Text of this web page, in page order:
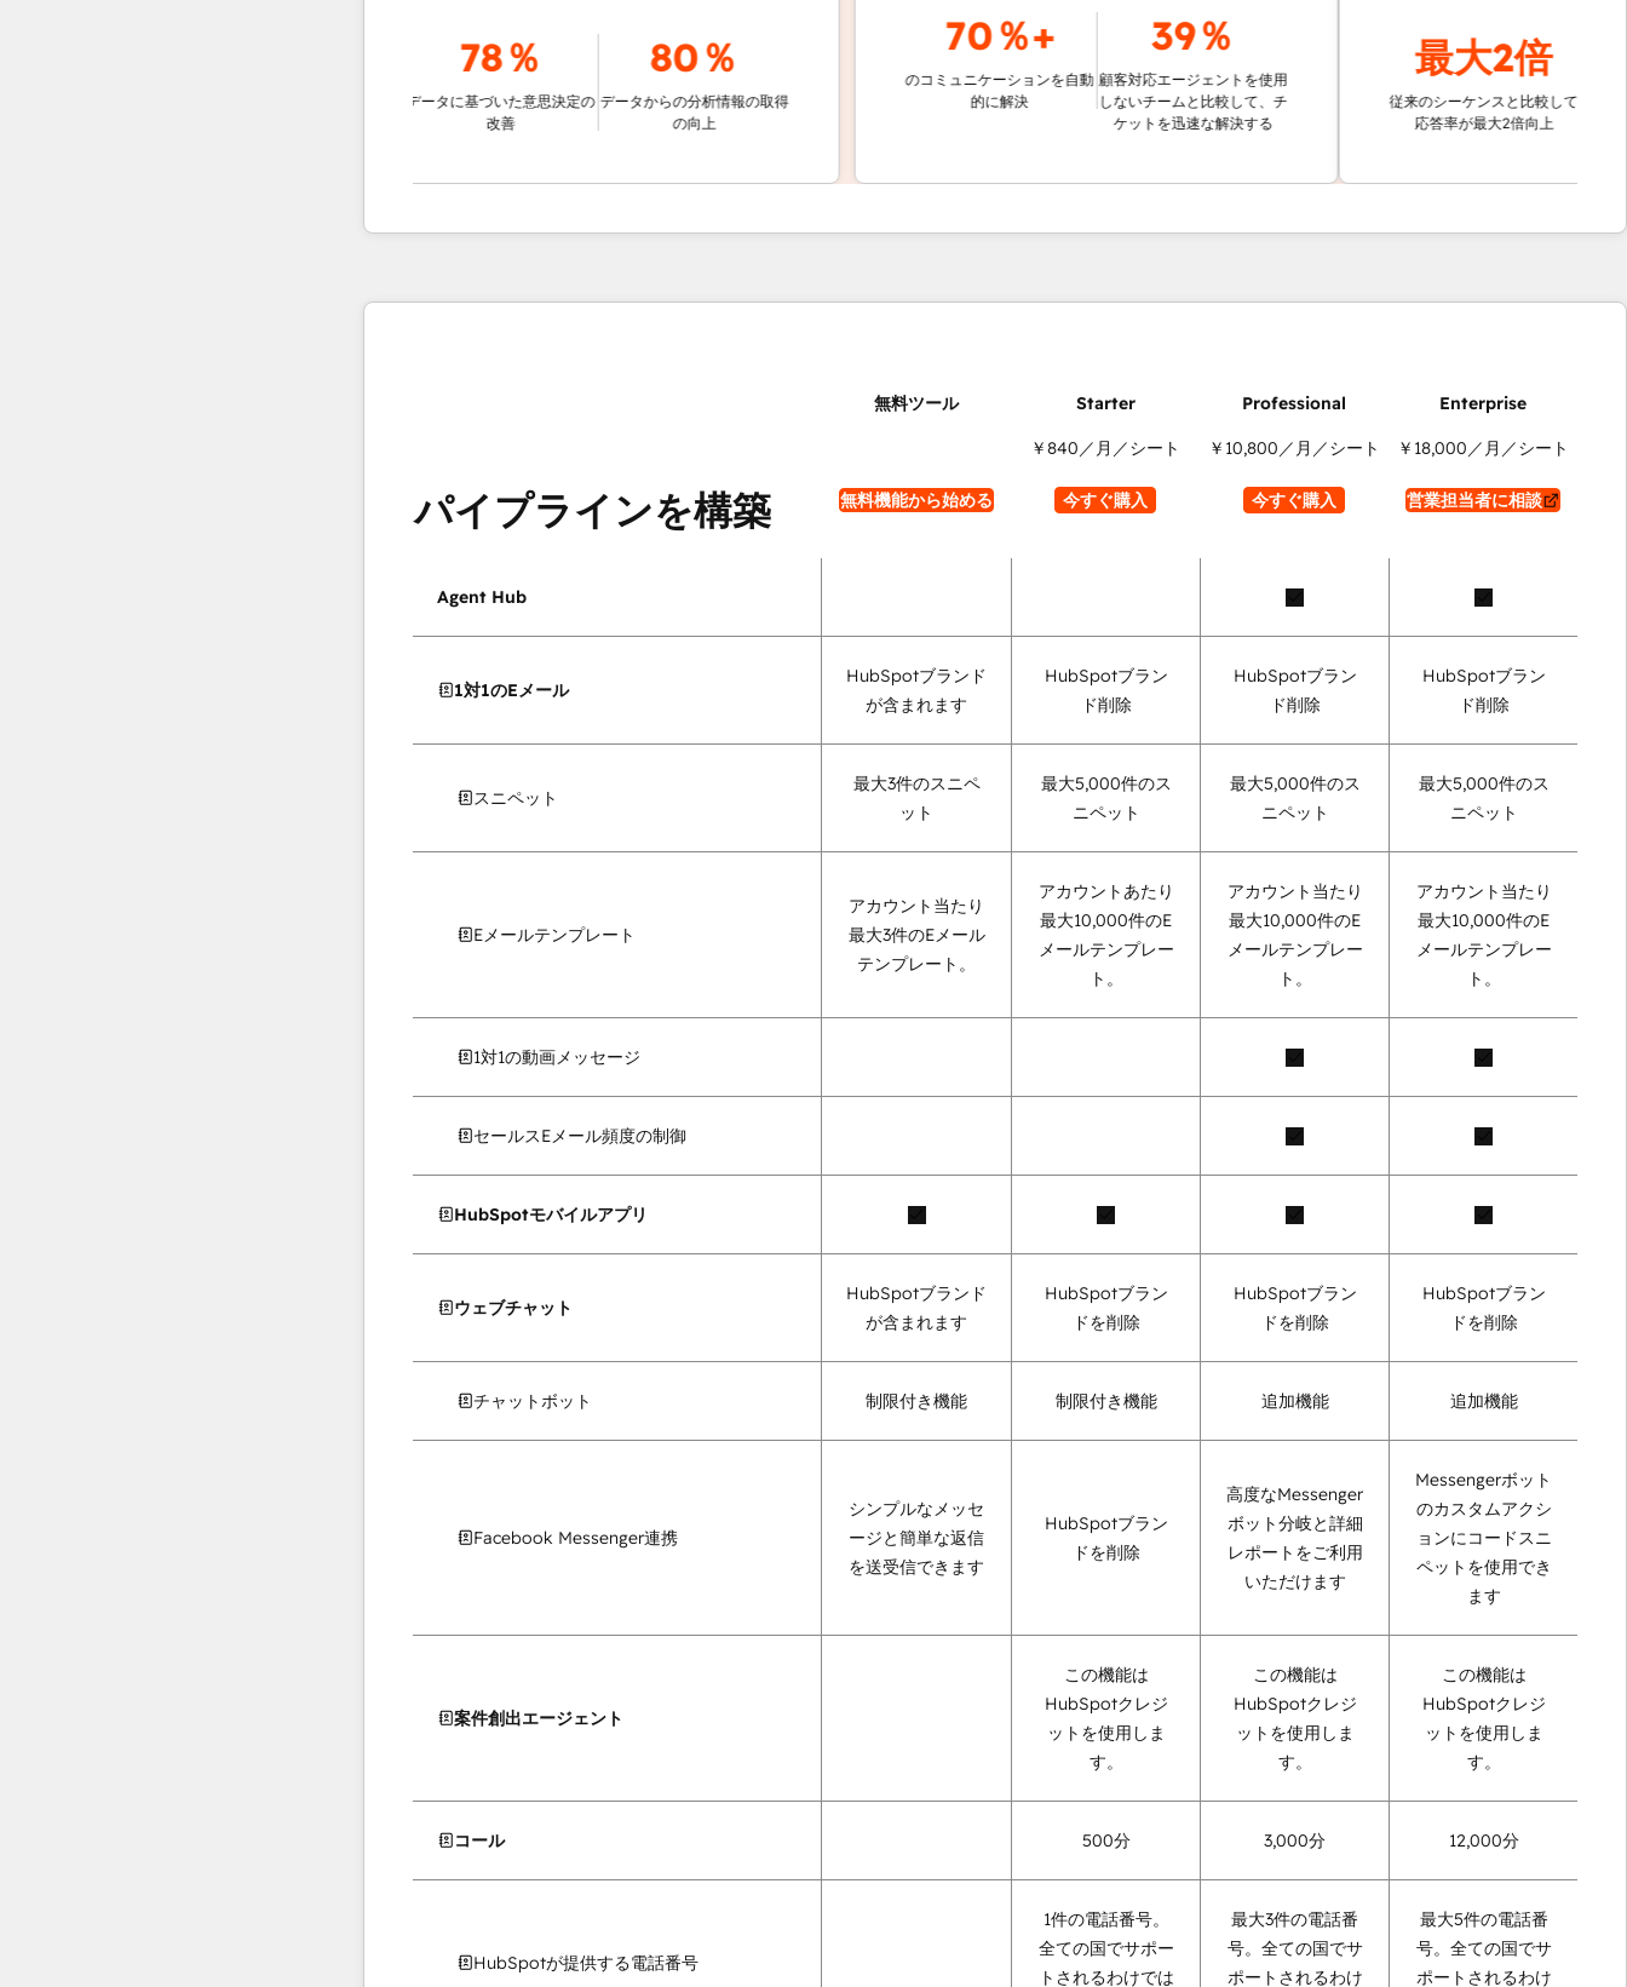
78％
データに基づいた意思決定の
80％
データからの分析情報の取得
70％+
のコミュニケーションを自動
39％
顧客対応エージェントを使用
しないチームと比較して、チ
ケットを迅速な解決する
最大2倍
従来のシーケンスと比較して
応答率が最大2倍向上
最大
アカウントの調
パイプラインを構築 無料機能から始める
￥840／月／シート
今すぐ購入
￥10,800／月／シート
今すぐ購入
￥18,000／月／シート
営業担当者に相談
Agent Hub
1対1のEメール
HubSpotブランド
が含まれます
HubSpotブラン
ド削除
HubSpotブラン
ド削除
HubSpotブラン
ド削除
スニペット
最大3件のスニペ
ット
最大5,000件のス
ニペット
最大5,000件のス
ニペット
最大5,000件のス
ニペット
Eメールテンプレート
アカウント当たり
最大3件のEメール
テンプレート。
アカウントあたり
最大10,000件のE
メールテンプレー
ト。
アカウント当たり
最大10,000件のE
メールテンプレー
ト。
アカウント当たり
最大10,000件のE
メールテンプレー
ト。
1対1の動画メッセージ
セールスEメール頻度の制御
HubSpotモバイルアプリ
ウェブチャット
HubSpotブランド
が含まれます
HubSpotブラン
ドを削除
HubSpotブラン
ドを削除
HubSpotブラン
ドを削除
チャットボット 制限付き機能 制限付き機能 追加機能 追加機能
Facebook Messenger連携
シンプルなメッセ
ージと簡単な返信
を送受信できます
HubSpotブラン
ドを削除
高度なMessenger
ボット分岐と詳細
レポートをご利用
いただけます
Messengerボット
のカスタムアクシ
ョンにコードスニ
ペットを使用でき
ます
案件創出エージェント
この機能は
HubSpotクレジ
ットを使用しま
す。
この機能は
HubSpotクレジ
ットを使用しま
す。
この機能は
HubSpotクレジ
ットを使用しま
す。
コール 500分 3,000分 12,000分
HubSpotが提供する電話番号
1件の電話番号。
全ての国でサポー
トされるわけでは
最大3件の電話番
号。全ての国でサ
ポートされるわけ
最大5件の電話番
号。全ての国でサ
ポートされるわけ